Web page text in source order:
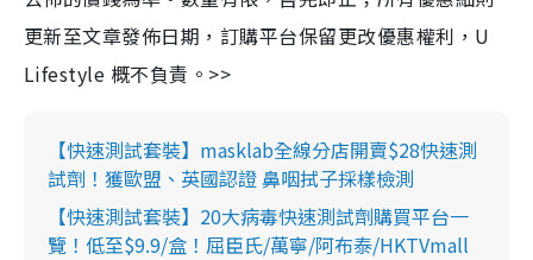
更新至文章發佈日期，訂購平台保留更改優惠權利，U
Lifestyle 概不負責。>>
【快速測試套裝】masklab全線分店開賣$28快速測
試劑！獲歐盟、英國認證 鼻咽拭子採樣檢測
【快速測試套裝】20大病毒快速測試劑購買平台一
覽！低至$9.9/盒！屈臣氏/萬寧/阿布泰/HKTVmall